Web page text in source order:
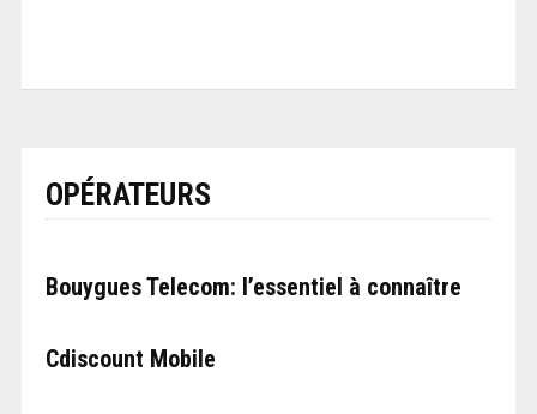
OPÉRATEURS
Bouygues Telecom: l’essentiel à connaître
Cdiscount Mobile